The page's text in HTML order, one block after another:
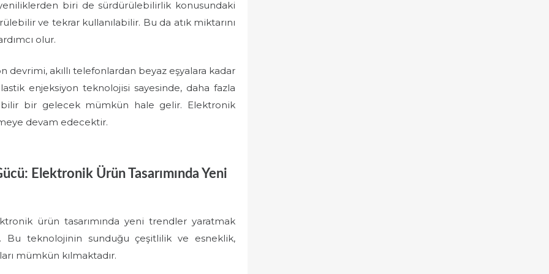
biri de sürdürülebilirlik konusundaki
ve tekrar kullanılabilir. Bu da atık miktarını
olur.
akıllı telefonlardan beyaz eşyalara kadar
enjeksiyon teknolojisi sayesinde, daha fazla
bir gelecek mümkün hale gelir. Elektronik
devam edecektir.
Elektronik Ürün Tasarımında Yeni
ürün tasarımında yeni trendler yaratmak
Bu teknolojinin sunduğu çeşitlilik ve esneklik,
mümkün kılmaktadır.